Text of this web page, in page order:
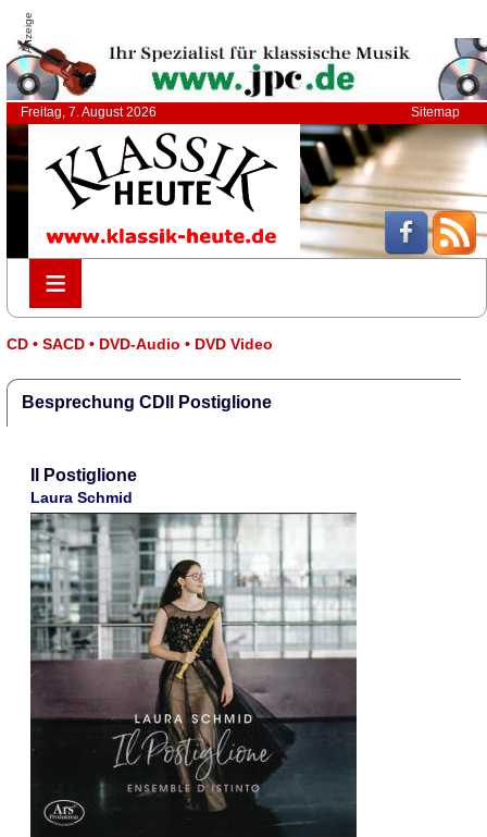
Anzeige
Freitag, 7. August 2026 Sitemap
≡
≡
CD • SACD • DVD-Audio • DVD Video
Besprechung CDIl Postiglione
Il Postiglione
Laura Schmid